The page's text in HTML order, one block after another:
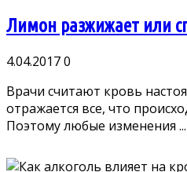
Лимон разжижает или
4.04.20170
Врачи считают кровь
отражается все, что
Поэтому любые изменения ...